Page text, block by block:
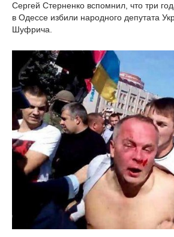
Сергей Стерненко вспомнил, что три
в Одессе избили народного депутата
Шуфрича.